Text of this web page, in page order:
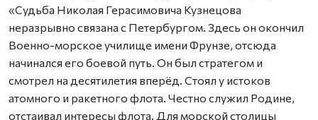
«Судьба Николая Герасимовича Кузнецова
неразрывно связана с Петербургом. Здесь он окончил
Военно-морское училище имени Фрунзе, отсюда
начинался его боевой путь. Он был стратегом и
смотрел на десятилетия вперёд. Стоял у истоков
атомного и ракетного флота. Честно служил Родине,
отстаивал интересы флота. Для морской столицы